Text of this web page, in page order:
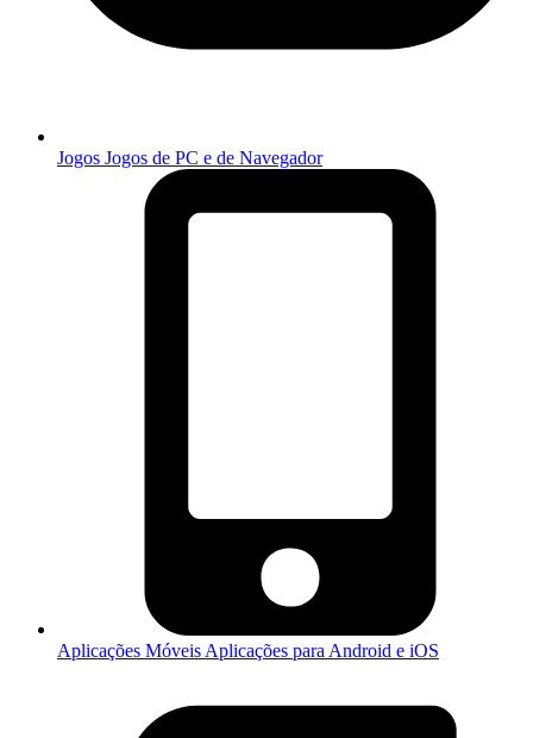
Jogos Jogos de PC e de Navegador
Aplicações Móveis Aplicações para Android e iOS